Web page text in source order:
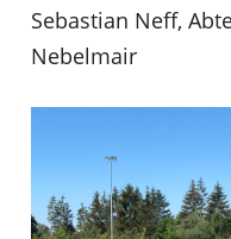
Sebastian Neff,
Nebelmair